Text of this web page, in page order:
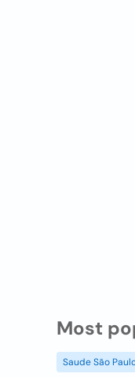
Most
Saude São